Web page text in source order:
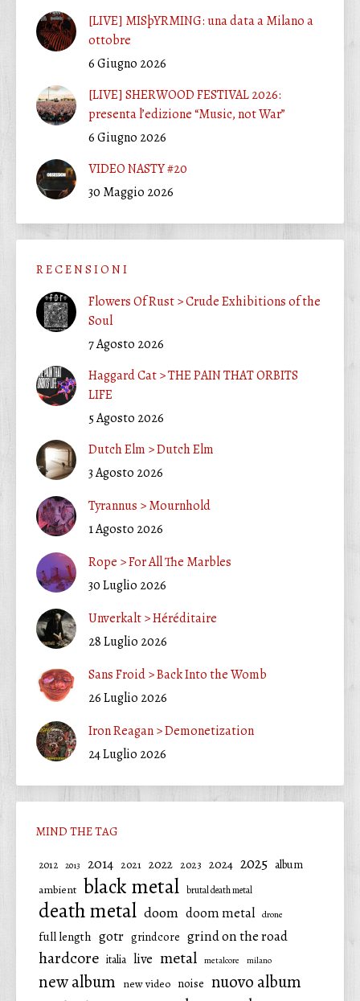
[LIVE] MISþYRMING: una data a Milano a
ottobre
6 Giugno 2026
[LIVE] SHERWOOD FESTIVAL 2026:
presenta l’edizione “Music, not War”
6 Giugno 2026
VIDEO NASTY #20
30 Maggio 2026
R E C E N S I O N I
Flowers Of Rust > Crude Exhibitions of the
Soul
7 Agosto 2026
Haggard Cat > THE PAIN THAT ORBITS
LIFE
5 Agosto 2026
Dutch Elm > Dutch Elm
3 Agosto 2026
Tyrannus > Mournhold
1 Agosto 2026
Rope > For All The Marbles
30 Luglio 2026
Unverkalt > Héréditaire
28 Luglio 2026
Sans Froid > Back Into the Womb
26 Luglio 2026
Iron Reagan > Demonetization
24 Luglio 2026
MIND THE TAG
2012 2013 2014 2021 2022 2023 2024 2025 album
ambient black metal brutal death metal
death metal doom doom metal drone
full length gotr grindcore grind on the road
hardcore italia live metal metalcore milano
new album new video noise nuovo album